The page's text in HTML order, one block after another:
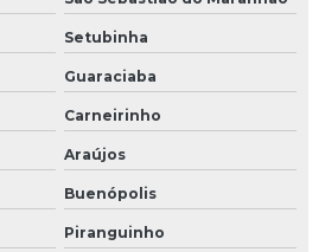
Setubinha
Guaraciaba
Carneirinho
Araújos
Buenópolis
Piranguinho